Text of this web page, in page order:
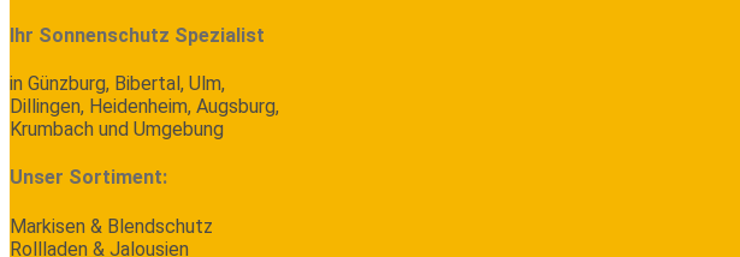
Ihr Sonnenschutz Spezialist
in Günzburg, Bibertal, Ulm,
Dillingen, Heidenheim, Augsburg,
Krumbach und Umgebung
Unser Sortiment:
Markisen & Blendschutz
Rollladen & Jalousien